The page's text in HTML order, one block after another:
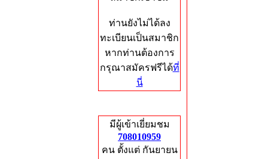
ท่านยังไม่ได้ลง
ทะเบียนเป็นสมาชิก
หากท่านต้องการ
กรุณาสมัครฟรีได้ที่
นี่
มีผู้เข้าเยี่ยมชม
708010959
คน ตั้งแต่ กันยายน